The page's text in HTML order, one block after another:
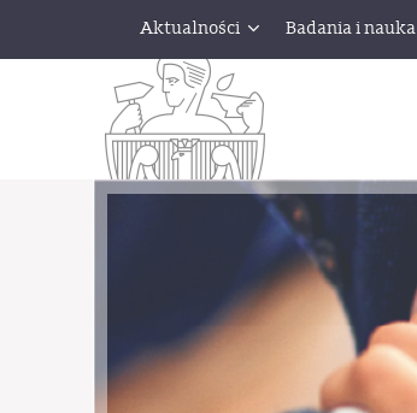
Aktualności Badania i nauka